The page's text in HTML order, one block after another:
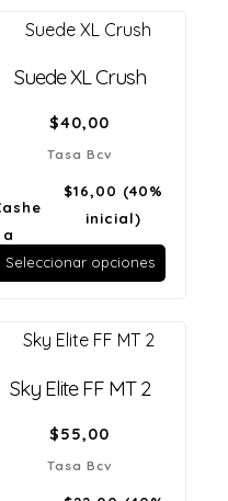
Suede XL Crush
$40,00
Tasa Bcv
$16,00 (40%
inicial)
Seleccionar opciones
Sky Elite FF MT 2
$55,00
Tasa Bcv